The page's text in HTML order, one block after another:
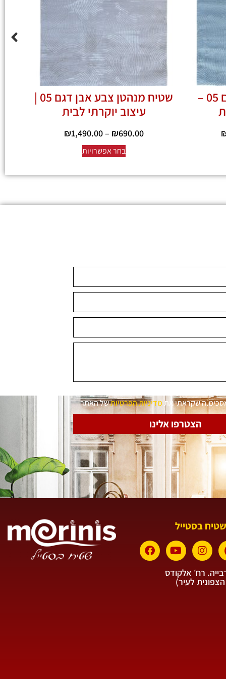
שטיח מנהטן אפור דגם 05 –
שטיח מנהטן צבע אבן דגם 05 |
עיצוב יוקרתי לבית
₪690.00
–
₪1,490.00
בחר אפשרויות
שקראתי את מדיניות הפרטיותשל האתר
הצטרפו אלינו
בסטייל
רח׳ אלקודס
לעיר)